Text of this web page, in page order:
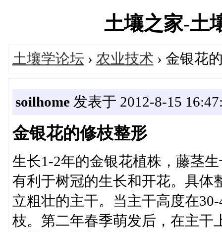
土壤之家-土
土壤学论坛 › 农业技术 › 金银花
soilhome发表于 2012-8-15
金银花的修枝整形
生长1-2年的金银花植株，藤茎
有利于树冠的生长和开花。具体
立粗壮的主干。当主干高度在
枝。第二年春季萌发后，在主干